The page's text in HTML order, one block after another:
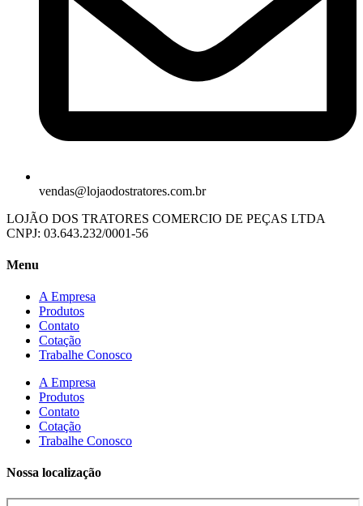
vendas@lojaodostratores.com.br
LOJÃO DOS TRATORES COMERCIO DE PEÇAS LTDA
CNPJ: 03.643.232/0001-56
Menu
A Empresa
Produtos
Contato
Cotação
Trabalhe Conosco
A Empresa
Produtos
Contato
Cotação
Trabalhe Conosco
Nossa localização